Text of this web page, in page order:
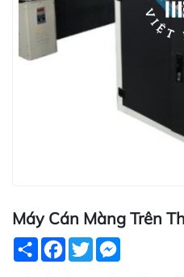
Máy Cán Màng Trên
Share Facebook
Twitter